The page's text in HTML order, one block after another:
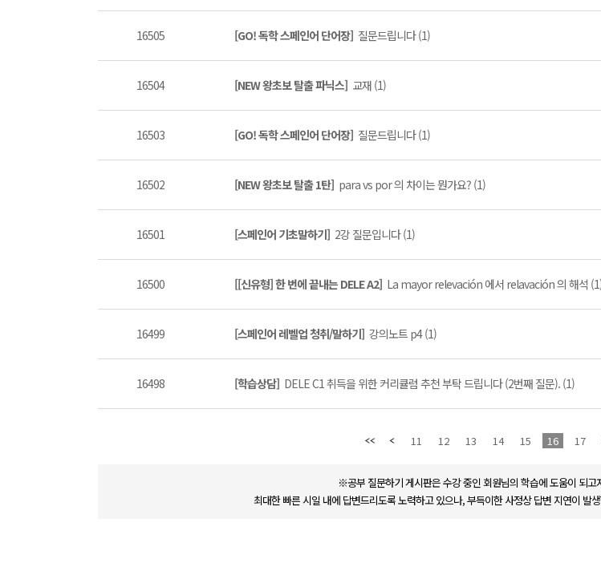
16505 [GO! 독학 스페인어 단어장] 질문드립니다 (1)
16504 [NEW 왕초보 탈출 파닉스] 교재 (1)
16503 [GO! 독학 스페인어 단어장] 질문드립니다 (1)
16502 [NEW 왕초보 탈출 1탄] para vs por 의 차이는 뭔가요? (1)
16501 [스페인어 기초말하기] 2강 질문입니다 (1)
16500 [[신유형] 한 번에 끝내는 DELE A2] La mayor relevación 에서 relavación 의 해석
16499 [스페인어 레벨업 청취/말하기] 강의노트 p4 (1)
16498 [학습상담] DELE C1 취득을 위한 커리큘럼 추천 부탁 드립니다 (2번째 질문). (1)
11 12 13 14 15 16 17
※공부 질문하기 게시판은 수강 중인 회원님의 학습에 도움이 되고
최대한 빠른 시일 내에 답변드리도록 노력하고 있으나, 부득이한 사정상 답변 지연이 발